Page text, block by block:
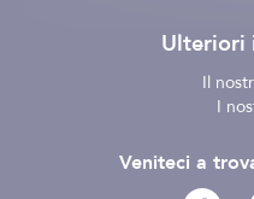
Ulteriori
Il
I
Veniteci a